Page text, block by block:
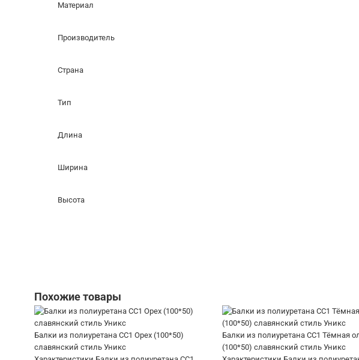
Материал
Производитель
Страна
Тип
Длина
Ширина
Высота
Похожие товары
Балки из полиуретана СС1 Орех (100*50)
славянский стиль Уникс
Балки из полиуретана СС1 Тёмная
(100*50) славянский стиль Уникс